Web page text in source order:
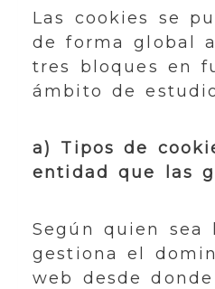
Las cookies se
de forma global
tres bloques en
ámbito de
a) Tipos de
entidad que las
Según quien sea
gestiona el
web desde